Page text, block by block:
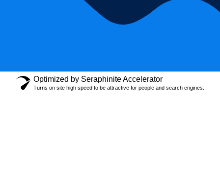
Optimized by Seraphinite Accelerator
Turns on site high speed to be attractive for people and search engines.